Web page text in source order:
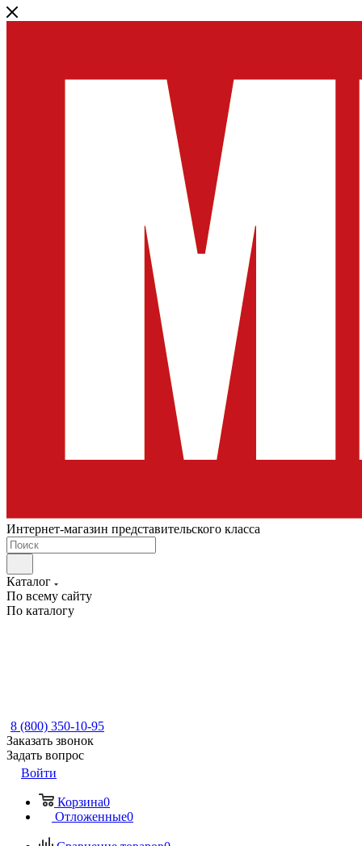
Интернет-магазин представительского класса
Каталог
По всему сайту
По каталогу
8 (800) 350-10-95
Заказать звонок
Задать вопрос
Войти
Корзина0
Отложенные0